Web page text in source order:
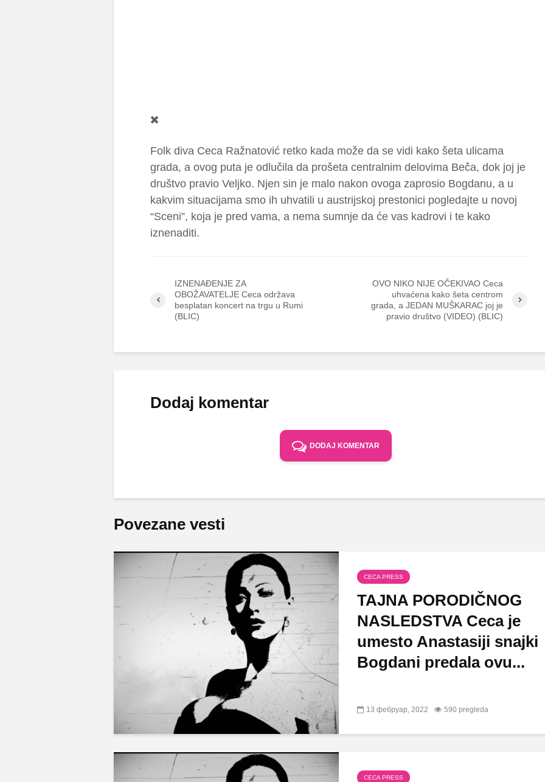
Folk diva Ceca Ražnatović retko kada može da se vidi kako šeta ulicama
grada, a ovog puta je odlučila da prošeta centralnim delovima Beča, dok joj je
društvo pravio Veljko. Njen sin je malo nakon ovoga zaprosio Bogdanu, a u
kakvim situacijama smo ih uhvatili u austrijskoj prestonici pogledajte u novoj
“Sceni”, koja je pred vama, a nema sumnje da će vas kadrovi i te kako
iznenaditi.
IZNENAĐENJE ZA
OBOŽAVATELJE Ceca održava
besplatan koncert na trgu u Rumi
(BLIC)
OVO NIKO NIJE OČEKIVAO Ceca
uhvaćena kako šeta centrom
grada, a JEDAN MUŠKARAC joj je
pravio društvo (VIDEO) (BLIC)
Dodaj komentar
DODAJ KOMENTAR
Povezane vesti
CECA PRESS
TAJNA PORODIČNOG
NASLEDSTVA Ceca je
umesto Anastasiji snajki
Bogdani predala ovu...
13 фебруар, 2022 590 pregleda
CECA PRESS